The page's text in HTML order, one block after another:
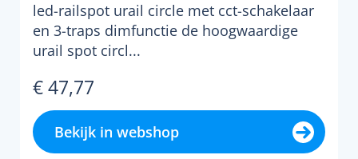
led-railspot urail circle met cct-schakelaar
en 3-traps dimfunctie de hoogwaardige
urail spot circl...
€ 47,77
Bekijk in webshop